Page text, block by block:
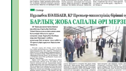
Қазақстандықтар
жақсылық күтеді –
07.08.2026
«Дауыс беру учаскесін
болады?»